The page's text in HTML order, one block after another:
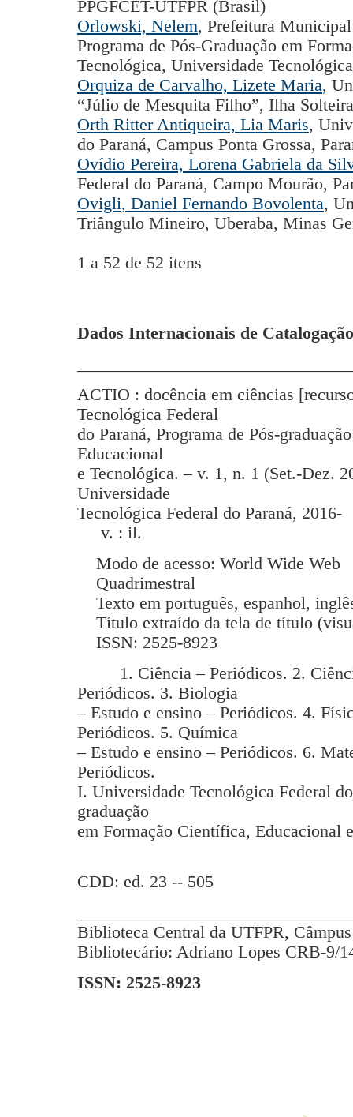
PPGFCET-UTFPR (Brasil)
Orlowski, Nelem, Prefeitura
Programa de Pós-Graduação em
Tecnológica, Universidade
Orquiza de Carvalho, Lizete Maria,
“Júlio de Mesquita Filho”, Ilha
Orth Ritter Antiqueira, Lia Maris,
do Paraná, Campus Ponta Grossa,
Ovídio Pereira, Lorena Gabriela da
Federal do Paraná, Campo Mourão,
Ovigli, Daniel Fernando Bovolenta,
Triângulo Mineiro, Uberaba, Minas
1 a 52 de 52 itens
Dados Internacionais de
ACTIO : docência em ciências
Tecnológica Federal
do Paraná, Programa de Pós-
Educacional
e Tecnológica. – v. 1, n. 1 (Set.-Dez.
Universidade
Tecnológica Federal do Paraná, 2016-
v. : il.
Modo de acesso: World Wide Web
Quadrimestral
Texto em português, espanhol,
Título extraído da tela de título
ISSN: 2525-8923
1. Ciência – Periódicos. 2.
Periódicos. 3. Biologia
– Estudo e ensino – Periódicos. 4.
Periódicos. 5. Química
– Estudo e ensino – Periódicos. 6.
Periódicos.
I. Universidade Tecnológica Federal
graduação
em Formação Científica, Educacional
CDD: ed. 23 -- 505
Biblioteca Central da UTFPR,
Bibliotecário: Adriano Lopes CRB-9/
ISSN: 2525-8923